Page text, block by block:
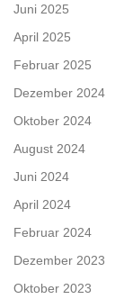
Juni 2025
April 2025
Februar 2025
Dezember 2024
Oktober 2024
August 2024
Juni 2024
April 2024
Februar 2024
Dezember 2023
Oktober 2023